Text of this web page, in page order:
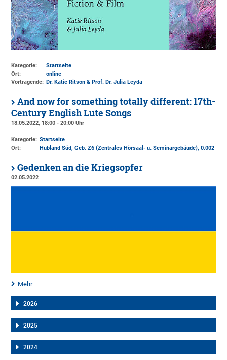
Kategorie:
Startseite
Ort:
online
Vortragende: Dr. Katie Ritson & Prof. Dr. Julia Leyda
And now for something totally different: 17th-
Century English Lute Songs
18.05.2022, 18:00 - 20:00 Uhr
Kategorie: Startseite
Ort:
Hubland Süd, Geb. Z6 (Zentrales Hörsaal- u. Seminargebäude), 0.002
Gedenken an die Kriegsopfer
02.05.2022
Mehr
2026
2025
2024